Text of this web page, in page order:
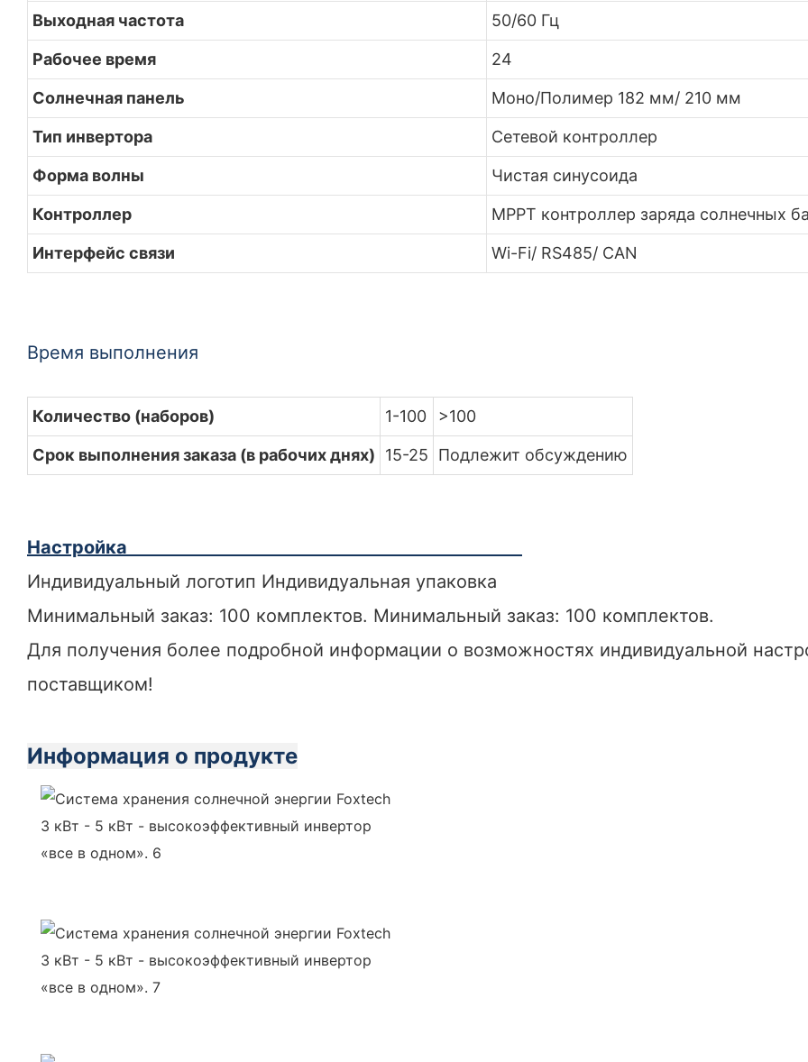
Выходная частота 50/60 Гц
Рабочее время 24
Солнечная панель Моно/Полимер 182 мм/ 210 мм
Тип инвертора Сетевой контроллер
Форма волны Чистая синусоида
Контроллер MPPT контроллер заряда солнечных
Интерфейс связи Wi-Fi/ RS485/ CAN
Время выполнения
Количество (наборов) 1-100 >100
Срок выполнения заказа (в рабочих днях) 15-25 Подлежит обсуждению
Настройка
Индивидуальный логотип Индивидуальная упаковка
Минимальный заказ: 100 комплектов. Минимальный заказ: 100 комплектов.
Для получения более подробной информации о возможностях индивидуальной
поставщиком!
Информация о продукте